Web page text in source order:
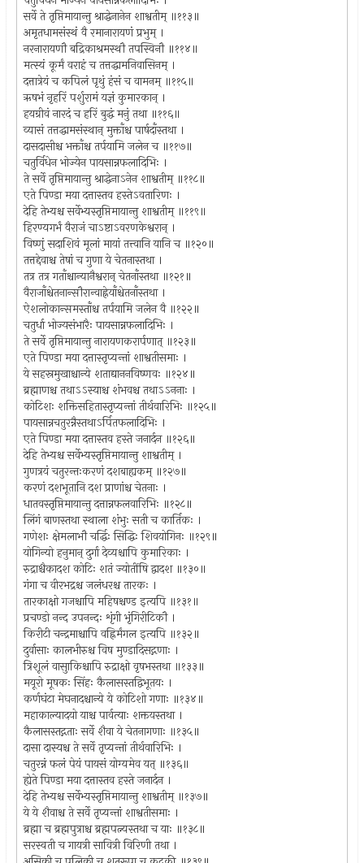
सर्वे ते तृप्तिमायान्तु श्राद्धेनानेन शाश्वतीम् ॥११३॥
अमृतधामसंस्थं वै रमानारायणं प्रभुम् ।
नरनारायणौ बद्रिकाश्रमस्थौ तपस्विनौ ॥११४॥
मत्स्यं कूर्मं वराहं च तत्तद्धामनिवासिनम् ।
दत्तात्रेयं च कपिलं पृथुं हंसं च वामनम् ॥११५॥
ऋषभं नृहरिं पर्शुरामं यज्ञं कुमारकान् ।
हयग्रीवं नारदं च हरिं बुद्धं मनुं तथा ॥११६॥
व्यासं तत्तद्धामसंस्थान् मुक्ताँश्च पार्षदाँस्तथा ।
दासदासीश्च भक्ताँश्च तर्पयामि जलेन च ॥११७॥
चतुर्विधेन भोज्येन पायसान्नफलादिभिः ।
ते सर्वे तृप्तिमायान्तु श्राद्धेनाऽनेन शाश्वतीम् ॥११८॥
एते पिण्डा मया दत्तास्तव हस्तेऽवतारिणः ।
देहि तेभ्यश्च सर्वेभ्यस्तृप्तिमायान्तु शाश्वतीम् ॥११९॥
हिरण्यगर्भं वैराजं चाऽष्टाऽवरणकेश्वरान् ।
विष्णुं सदाशिवं मूलां मायां तत्त्वानि यानि च ॥१२०॥
तत्तद्देवाश्च तेषां च गुणा ये चेतनास्तथा ।
तत्र तत्र गताँश्चान्यानैश्वरान् चेतनाँस्तथा ॥१२१॥
वैराजाँश्चेतनान्सौरान्वाह्नेयाँश्चेतनाँस्तथा ।
ऐशलोकान्समस्ताँश्च तर्पयामि जलेन वै ॥१२२॥
चतुर्धा भोज्यसंभारैः पायसान्नफलादिभिः ।
ते सर्वे तृप्तिमायान्तु नारायणकरार्पणात् ॥१२३॥
एते पिण्डा मया दत्तास्तृप्यन्तां शाश्वतीसमाः ।
ये सहस्रमुखाश्चान्ये शताद्याननविष्णवः ॥१२४॥
ब्रह्माणश्च तथाऽऽस्याश्च शंभवश्च तथाऽऽननाः ।
कोटिशः शक्तिसहितास्तृप्यन्तां तीर्थवारिभिः ॥१२५॥
पायसान्नचतुरन्नैस्तथाऽर्पितफलादिभिः ।
एते पिण्डा मया दत्तास्तव हस्ते जनार्दन ॥१२६॥
देहि तेभ्यश्च सर्वेभ्यस्तृप्तिमायान्तु शाश्वतीम् ।
गुणत्रयं चतुरन्तःकरणं दशबाह्यकम् ॥१२७॥
करणं दशभूतानि दश प्राणांश्च चेतनाः ।
धातवस्तृप्तिमायान्तु दत्तान्नफलवारिभिः ॥१२८॥
लिंगं बाणस्तथा स्थाला शंभुः सती च कार्तिकः ।
गणेशः क्षेमलाभौ चर्द्धिः सिद्धिः शिवयोगिनः ॥१२९॥
योगिन्यो हनुमान् दुर्गा देव्यश्चापि कुमारिकाः ।
रुद्राश्चैकादश कोटिः शतं ज्योतींषि द्वादश ॥१३०॥
गंगा च वीरभद्रश्च जलंधरश्च तारकः ।
तारकाक्षो गजश्चापि महिषश्चण्ड इत्यपि ॥१३१॥
प्रचण्डो नन्द उपनन्दः शृंगी भृंगिरीटिकौ ।
किरीटी चन्द्रमाश्चापि वह्निर्मंगल इत्यपि ॥१३२॥
दुर्वासाः कालभीरुश्च विष मुण्डादिसद्गणाः ।
त्रिशूलं वासुाकिश्चापि रुद्राक्षो वृषभस्तथा ॥१३३॥
मयूरो मूषकः सिंहः कैलासस्तद्विभूतयः ।
कर्णघंटा मेघनादश्चान्ये ये कोटिशो गणाः ॥१३४॥
महाकाल्यादयो याश्च पार्वत्याः शक्तयस्तथा ।
कैलासस्तद्गताः सर्वे शैवा ये चेतनागणाः ॥१३५॥
दासा दास्यश्च ते सर्वे तृप्यन्तां तीर्थवारिभिः ।
चतुरन्नं फलं पेयं पायसं योग्यमेव यत् ॥१३६॥
ह्येते पिण्डा मया दत्तास्तव हस्ते जनार्दन ।
देहि तेभ्यश्च सर्वेभ्यस्तृप्तिमायान्तु शाश्वतीम् ॥१३७॥
ये ये शैवाश्च ते सर्वे तृप्यन्तां शाश्वतीसमाः ।
ब्रह्मा च ब्रह्मपुत्राश्च ब्रह्मपत्न्यस्तथा च याः ॥१३८॥
सरस्वती च गायत्री सावित्री विरिणी तथा ।